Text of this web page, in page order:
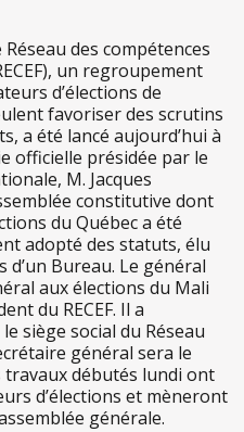
des compétences
un regroupement
d’élections de
favoriser des scrutins
a été lancé aujourd’hui à
officielle présidée par le
M. Jacques
constitutive dont
du Québec a été
adopté des statuts, élu
Bureau. Le général
aux élections du Mali
du RECEF. Il a
siège social du Réseau
général sera le
travaux débutés lundi ont
d’élections et mèneront
générale.